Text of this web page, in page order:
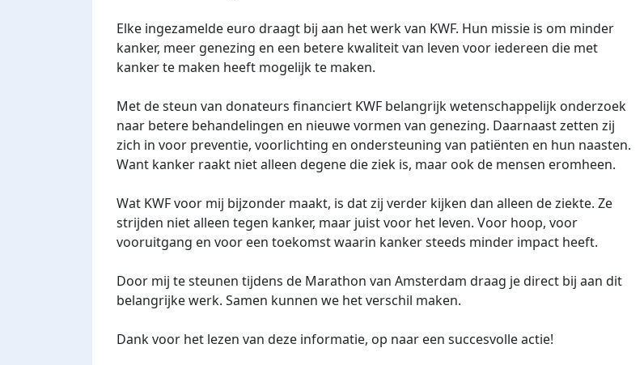
Elke ingezamelde euro draagt bij aan het werk van KWF. Hun missie is om minder
kanker, meer genezing en een betere kwaliteit van leven voor iedereen die met
kanker te maken heeft mogelijk te maken.
Met de steun van donateurs financiert KWF belangrijk wetenschappelijk onderzoek
naar betere behandelingen en nieuwe vormen van genezing. Daarnaast zetten zij
zich in voor preventie, voorlichting en ondersteuning van patiënten en hun naasten.
Want kanker raakt niet alleen degene die ziek is, maar ook de mensen eromheen.
Wat KWF voor mij bijzonder maakt, is dat zij verder kijken dan alleen de ziekte. Ze
strijden niet alleen tegen kanker, maar juist voor het leven. Voor hoop, voor
vooruitgang en voor een toekomst waarin kanker steeds minder impact heeft.
Door mij te steunen tijdens de Marathon van Amsterdam draag je direct bij aan dit
belangrijke werk. Samen kunnen we het verschil maken.
Dank voor het lezen van deze informatie, op naar een succesvolle actie!